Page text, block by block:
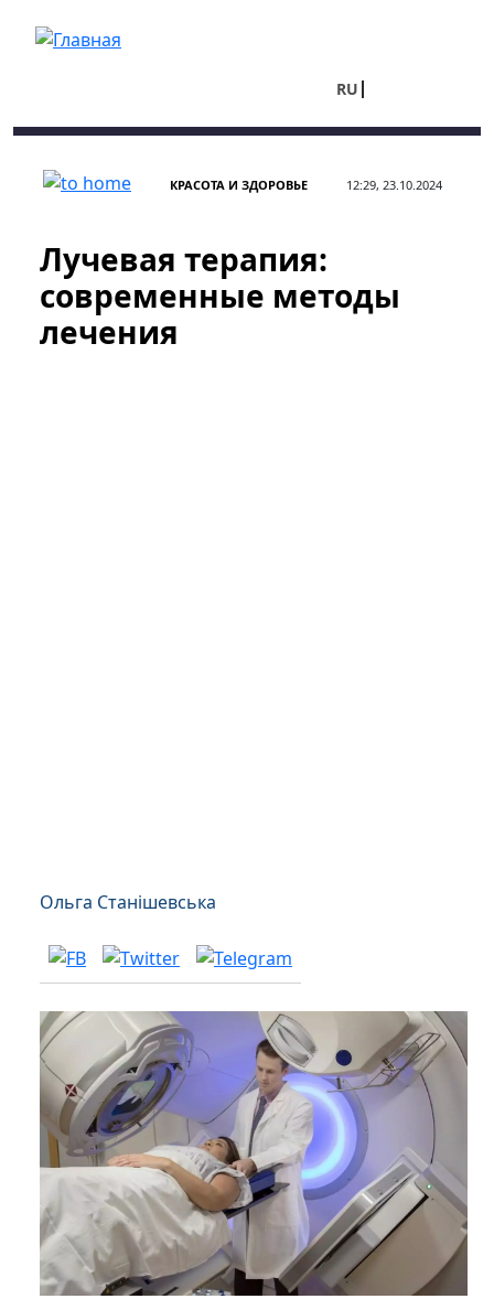
RU
КРАСОТА И ЗДОРОВЬЕ 12:29, 23.10.2024
Лучевая терапия:
современные методы
лечения
Ольга Станішевська